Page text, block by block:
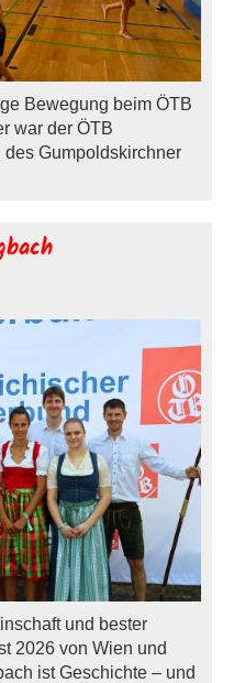
Bewegung beim ÖTB
war der ÖTB
Gumpoldskirchner
und bester
2026 von Wien und
ist Geschichte – und